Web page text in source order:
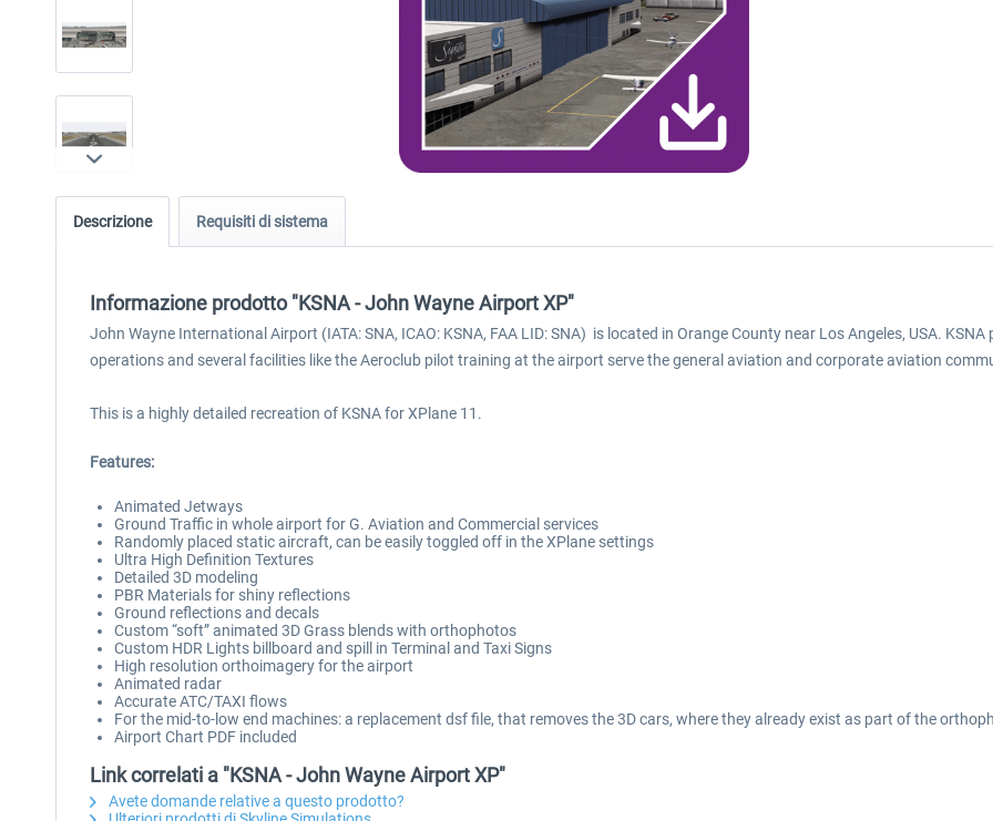
Descrizione Requisiti di sistema
Informazione prodotto "KSNA - John Wayne Airport XP"
John Wayne International Airport (IATA: SNA, ICAO: KSNA, FAA LID: SNA) is located in Orange County near Los Angeles, USA.
operations and several facilities like the Aeroclub pilot training at the airport serve the general aviation and corporate aviation
This is a highly detailed recreation of KSNA for XPlane 11.
Features:
Animated Jetways
Ground Traffic in whole airport for G. Aviation and Commercial services
Randomly placed static aircraft, can be easily toggled off in the XPlane settings
Ultra High Definition Textures
Detailed 3D modeling
PBR Materials for shiny reflections
Ground reflections and decals
Custom “soft” animated 3D Grass blends with orthophotos
Custom HDR Lights billboard and spill in Terminal and Taxi Signs
High resolution orthoimagery for the airport
Animated radar
Accurate ATC/TAXI flows
For the mid-to-low end machines: a replacement dsf file, that removes the 3D cars, where they already exist as part of the
Airport Chart PDF included
Link correlati a "KSNA - John Wayne Airport XP"
Avete domande relative a questo prodotto?